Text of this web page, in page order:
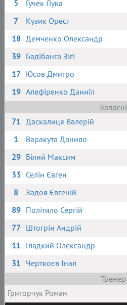
5
Гучек Лука
7
Кузик Орест
18 Демченко Олександр
39 Бадібанга Зігі
17 Юсов Дмитро
19 Алефіренко Даниїл
Запасні
71 Даскалиця Валерій
1
Варакута Данило
29 Білий Максим
33 Селін Євген
8
Задоя Євгеній
89 Політило Сергій
77 Штогрін Андрій
11 Гладкий Олександр
31 Черткоєв Інал
Тренер
Григорчук Роман